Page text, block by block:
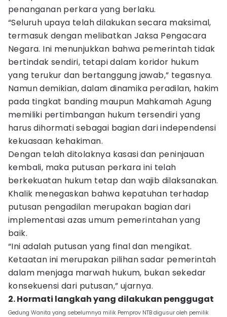
penanganan perkara yang berlaku.
“Seluruh upaya telah dilakukan secara maksimal,
termasuk dengan melibatkan Jaksa Pengacara
Negara. Ini menunjukkan bahwa pemerintah tidak
bertindak sendiri, tetapi dalam koridor hukum
yang terukur dan bertanggung jawab,” tegasnya.
Namun demikian, dalam dinamika peradilan, hakim
pada tingkat banding maupun Mahkamah Agung
memiliki pertimbangan hukum tersendiri yang
harus dihormati sebagai bagian dari independensi
kekuasaan kehakiman.
Dengan telah ditolaknya kasasi dan peninjauan
kembali, maka putusan perkara ini telah
berkekuatan hukum tetap dan wajib dilaksanakan.
Khalik menegaskan bahwa kepatuhan terhadap
putusan pengadilan merupakan bagian dari
implementasi azas umum pemerintahan yang
baik.
“Ini adalah putusan yang final dan mengikat.
Ketaatan ini merupakan pilihan sadar pemerintah
dalam menjaga marwah hukum, bukan sekedar
konsekuensi dari putusan,” ujarnya.
2. Hormati langkah yang dilakukan penggugat
Gedung Wanita yang sebelumnya milik Pemprov NTB digusur oleh pemilik